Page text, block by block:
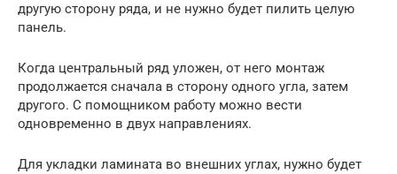
другую сторону ряда, и не нужно будет пилить целую
панель.
Когда центральный ряд уложен, от него монтаж
продолжается сначала в сторону одного угла, затем
другого. С помощником работу можно вести
одновременно в двух направлениях.
Для укладки ламината во внешних углах, нужно будет